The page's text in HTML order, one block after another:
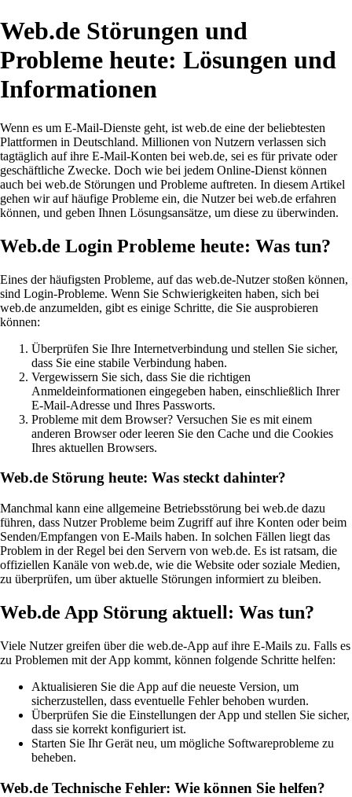
Web.de Störungen und
Probleme heute: Lösungen und
Informationen
Wenn es um E-Mail-Dienste geht, ist web.de eine der beliebtesten
Plattformen in Deutschland. Millionen von Nutzern verlassen sich
tagtäglich auf ihre E-Mail-Konten bei web.de, sei es für private oder
geschäftliche Zwecke. Doch wie bei jedem Online-Dienst können
auch bei web.de Störungen und Probleme auftreten. In diesem Artikel
gehen wir auf häufige Probleme ein, die Nutzer bei web.de erfahren
können, und geben Ihnen Lösungsansätze, um diese zu überwinden.
Web.de Login Probleme heute: Was tun?
Eines der häufigsten Probleme, auf das web.de-Nutzer stoßen können,
sind Login-Probleme. Wenn Sie Schwierigkeiten haben, sich bei
web.de anzumelden, gibt es einige Schritte, die Sie ausprobieren
können:
Überprüfen Sie Ihre Internetverbindung und stellen Sie sicher,
dass Sie eine stabile Verbindung haben.
Vergewissern Sie sich, dass Sie die richtigen
Anmeldeinformationen eingegeben haben, einschließlich Ihrer
E-Mail-Adresse und Ihres Passworts.
Probleme mit dem Browser? Versuchen Sie es mit einem
anderen Browser oder leeren Sie den Cache und die Cookies
Ihres aktuellen Browsers.
Web.de Störung heute: Was steckt dahinter?
Manchmal kann eine allgemeine Betriebsstörung bei web.de dazu
führen, dass Nutzer Probleme beim Zugriff auf ihre Konten oder beim
Senden/Empfangen von E-Mails haben. In solchen Fällen liegt das
Problem in der Regel bei den Servern von web.de. Es ist ratsam, die
offiziellen Kanäle von web.de, wie die Website oder soziale Medien,
zu überprüfen, um über aktuelle Störungen informiert zu bleiben.
Web.de App Störung aktuell: Was tun?
Viele Nutzer greifen über die web.de-App auf ihre E-Mails zu. Falls es
zu Problemen mit der App kommt, können folgende Schritte helfen:
Aktualisieren Sie die App auf die neueste Version, um
sicherzustellen, dass eventuelle Fehler behoben wurden.
Überprüfen Sie die Einstellungen der App und stellen Sie sicher,
dass sie korrekt konfiguriert ist.
Starten Sie Ihr Gerät neu, um mögliche Softwareprobleme zu
beheben.
Web.de Technische Fehler: Wie können Sie helfen?